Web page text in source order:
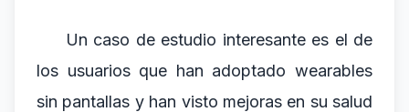
Un caso de estudio interesante es el de
los usuarios que han adoptado wearables
sin pantallas y han visto mejoras en su salud